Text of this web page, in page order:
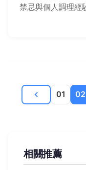
禁忌與個人調理經
01 02
相關推薦